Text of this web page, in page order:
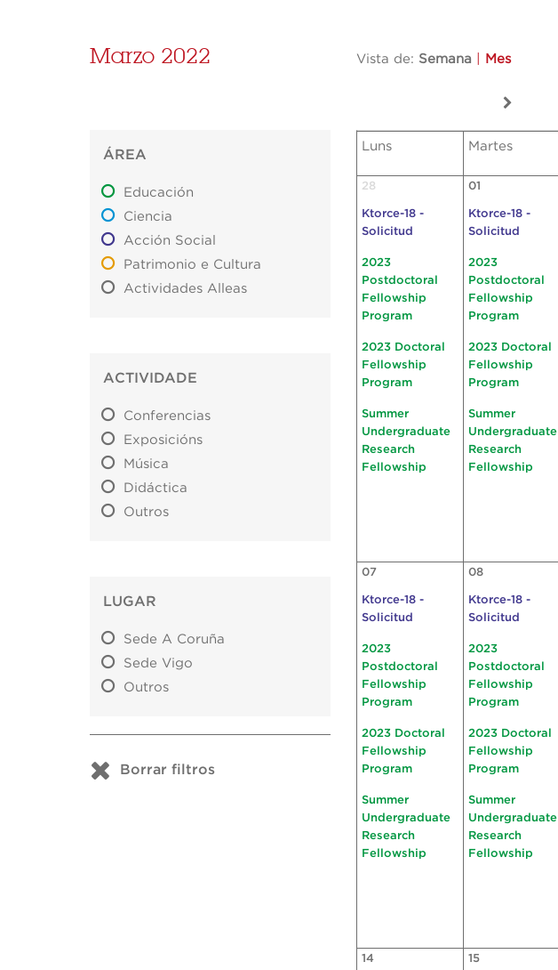
Marzo 2022 Vista de: Semana Mes
ÁREA
Educación
Ciencia
Acción Social
Patrimonio e Cultura
Actividades Alleas
ACTIVIDADE
Conferencias
Exposicións
Música
Didáctica
Outros
LUGAR
Sede A Coruña
Sede Vigo
Outros
Borrar filtros
Luns Martes
28
Ktorce-18 -
Solicitud
2023
Postdoctoral
Fellowship
Program
2023 Doctoral
Fellowship
Program
Summer
Undergraduate
Research
Fellowship
01
Ktorce-18 -
Solicitud
2023
Postdoctoral
Fellowship
Program
2023 Doctoral
Fellowship
Program
Summer
Undergraduate
Research
Fellowship
07
Ktorce-18 -
Solicitud
2023
Postdoctoral
Fellowship
Program
2023 Doctoral
Fellowship
Program
Summer
Undergraduate
Research
Fellowship
08
Ktorce-18 -
Solicitud
2023
Postdoctoral
Fellowship
Program
2023 Doctoral
Fellowship
Program
Summer
Undergraduate
Research
Fellowship
14 15